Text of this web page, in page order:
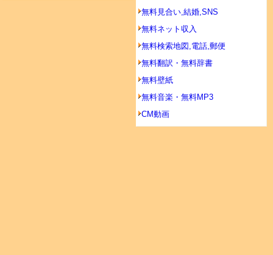
無料見合い,結婚,SNS
無料ネット収入
無料検索地図,電話,郵便
無料翻訳・無料辞書
無料壁紙
無料音楽・無料MP3
CM動画